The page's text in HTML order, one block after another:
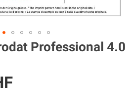
Professional 4.0